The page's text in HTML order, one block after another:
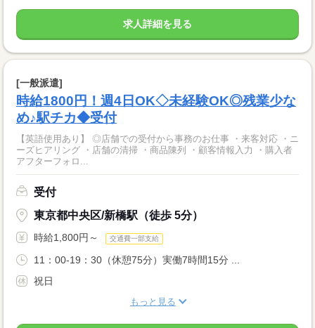
求人詳細を見る
[一般派遣]
時給1800円！週4日OK◇未経験OK◎残業少な
め♪駅チカ◆受付
【英語使用あり】 ◎店舗での受付から事務のお仕事 ・来客対応 ・ニ
ーズヒアリング ・店舗の清掃 ・商品陳列 ・顧客情報入力 ・購入者
アフターフォロ...
受付
東京都中央区/新橋駅（徒歩 5分）
時給1,800円～ 交通費一部支給
11：00-19：30（休憩75分）実働7時間15分 ...
祝日
もっと見る